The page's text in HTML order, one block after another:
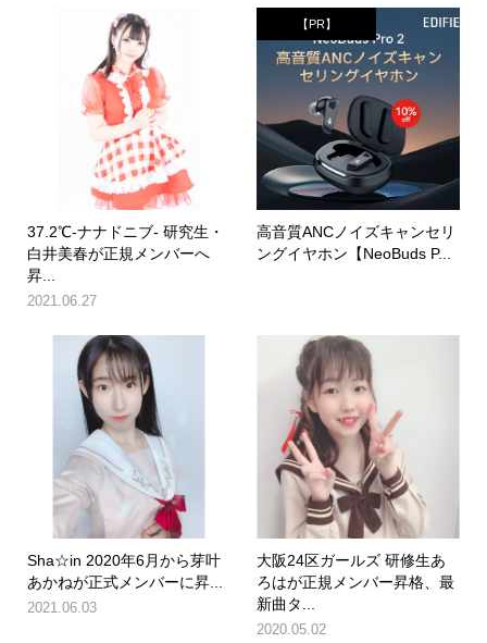
37.2℃-ナナドニブ- 研究生・
白井美春が正規メンバーへ
昇...
2021.06.27
【PR】
高音質ANCノイズキャンセリ
ングイヤホン【NeoBuds P...
Sha☆in 2020年6月から芽叶
あかねが正式メンバーに昇...
2021.06.03
大阪24区ガールズ 研修生あ
ろはが正規メンバー昇格、最
新曲タ...
2020.05.02